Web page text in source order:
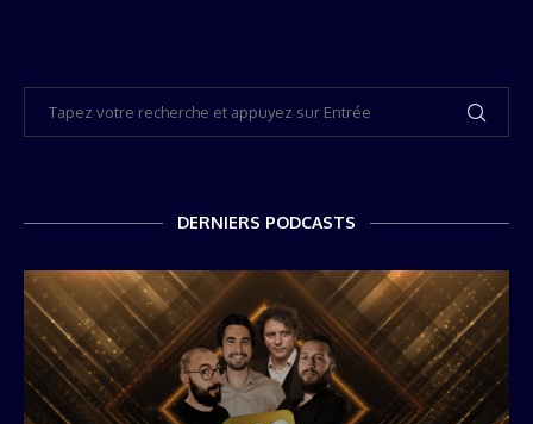
DERNIERS PODCASTS